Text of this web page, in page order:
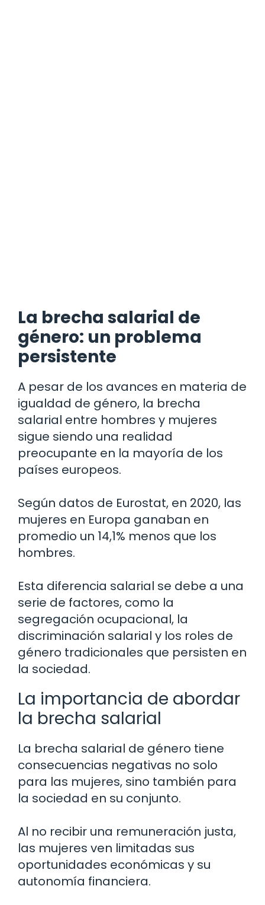
La brecha salarial de
género: un problema
persistente
A pesar de los avances en materia de
igualdad de género, la brecha
salarial entre hombres y mujeres
sigue siendo una realidad
preocupante en la mayoría de los
países europeos.
Según datos de Eurostat, en 2020, las
mujeres en Europa ganaban en
promedio un 14,1% menos que los
hombres.
Esta diferencia salarial se debe a una
serie de factores, como la
segregación ocupacional, la
discriminación salarial y los roles de
género tradicionales que persisten en
la sociedad.
La importancia de abordar
la brecha salarial
La brecha salarial de género tiene
consecuencias negativas no solo
para las mujeres, sino también para
la sociedad en su conjunto.
Al no recibir una remuneración justa,
las mujeres ven limitadas sus
oportunidades económicas y su
autonomía financiera.